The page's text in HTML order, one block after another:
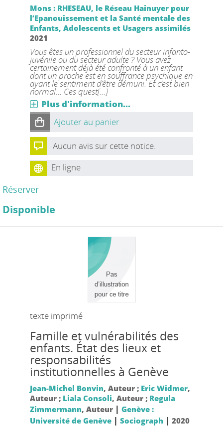
Mons : RHESEAU, le Réseau Hainuyer pour
l’Epanouissement et la Santé mentale des
Enfants, Adolescents et Usagers assimilés
2021
Vous êtes un professionnel du secteur infanto-
juvénile ou du secteur adulte ? Vous avez
certainement déjà été confronté à un enfant
dont un proche est en souffrance psychique en
ayant le sentiment d’être démuni. Et c’est bien
normal… Ces quest[...]
Plus d'information...
Ajouter au panier
Aucun avis sur cette notice.
En ligne
Réserver
Disponible
texte imprimé
Famille et vulnérabilités des
enfants. État des lieux et
responsabilités
institutionnelles à Genève
Jean-Michel Bonvin, Auteur ; Eric Widmer,
Auteur ; Liala Consoli, Auteur ; Regula
Zimmermann, Auteur | Genève :
Université de Genève| Sociograph | 2020